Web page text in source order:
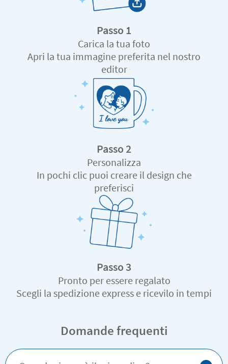
Passo 1
Carica la tua foto
Apri la tua immagine preferita nel nostro
editor
Passo 2
Personalizza
In pochi clic puoi creare il design che
preferisci
Passo 3
Pronto per essere regalato
Scegli la spedizione express e ricevilo in tempi
Domande frequenti